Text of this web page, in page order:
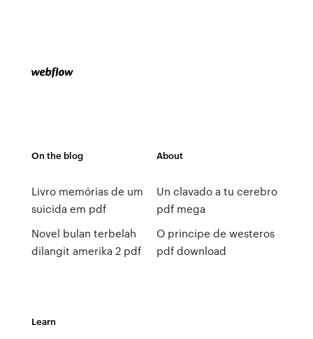
On the blog
Livro memórias de um
suicida em pdf
Novel bulan terbelah
dilangit amerika 2 pdf
About
Un clavado a tu cerebro
pdf mega
O principe de westeros
pdf download
Learn